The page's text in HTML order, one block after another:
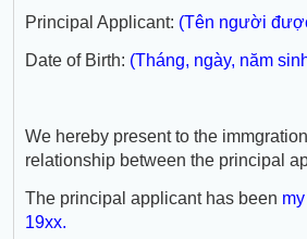
Principal Applicant: (Tên người
Date of Birth: (Tháng, ngày, năm
We hereby present to the
relationship between the principal
The principal applicant has been
19xx.